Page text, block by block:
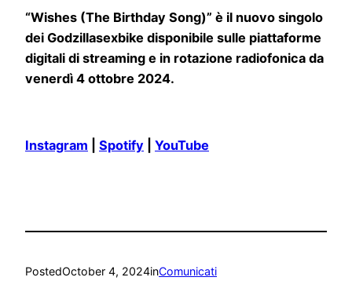
“Wishes (The Birthday Song)” è il nuovo singolo
dei Godzillasexbike disponibile sulle piattaforme
digitali di streaming e in rotazione radiofonica da
venerdì 4 ottobre 2024.
Instagram Spotify YouTube
PostedOctober 4, 2024inComunicati